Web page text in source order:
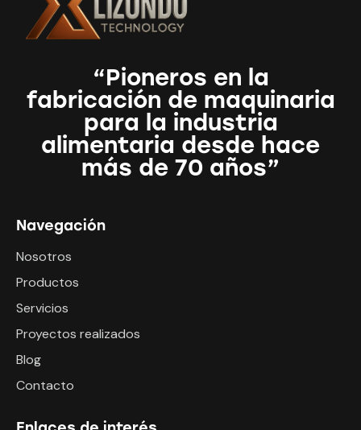
“Pioneros en la
fabricación de maquinaria
para la industria
alimentaria desde hace
más de 70 años”
Navegación
Nosotros
Productos
Servicios
Proyectos realizados
Blog
Contacto